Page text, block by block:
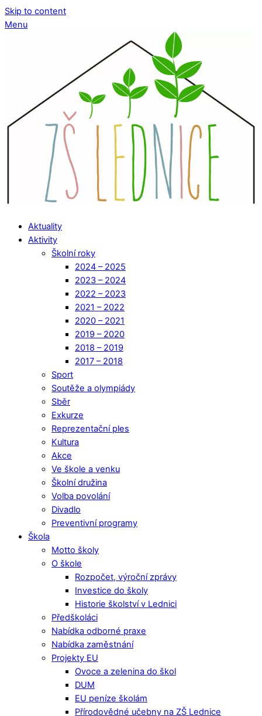
Skip to content
Menu
Aktuality
Aktivity
Školní roky
2024 – 2025
2023 – 2024
2022 – 2023
2021 – 2022
2020 – 2021
2019 – 2020
2018 – 2019
2017 – 2018
Sport
Soutěže a olympiády
Sběr
Exkurze
Reprezentační ples
Kultura
Akce
Ve škole a venku
Školní družina
Volba povolání
Divadlo
Preventivní programy
Škola
Motto školy
O škole
Rozpočet, výroční zprávy
Investice do školy
Historie školství v Lednici
Předškoláci
Nabídka odborné praxe
Nabídka zaměstnání
Projekty EU
Ovoce a zelenina do škol
DUM
EU peníze školám
Přírodovědné učebny na ZŠ Lednice